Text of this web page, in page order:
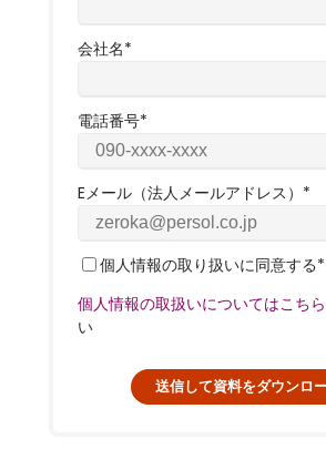
会社名*
電話番号*
Eメール（法人メールアドレス） *
個人情報の取り扱いに同意する*
個人情報の取扱いについてはこちら
い